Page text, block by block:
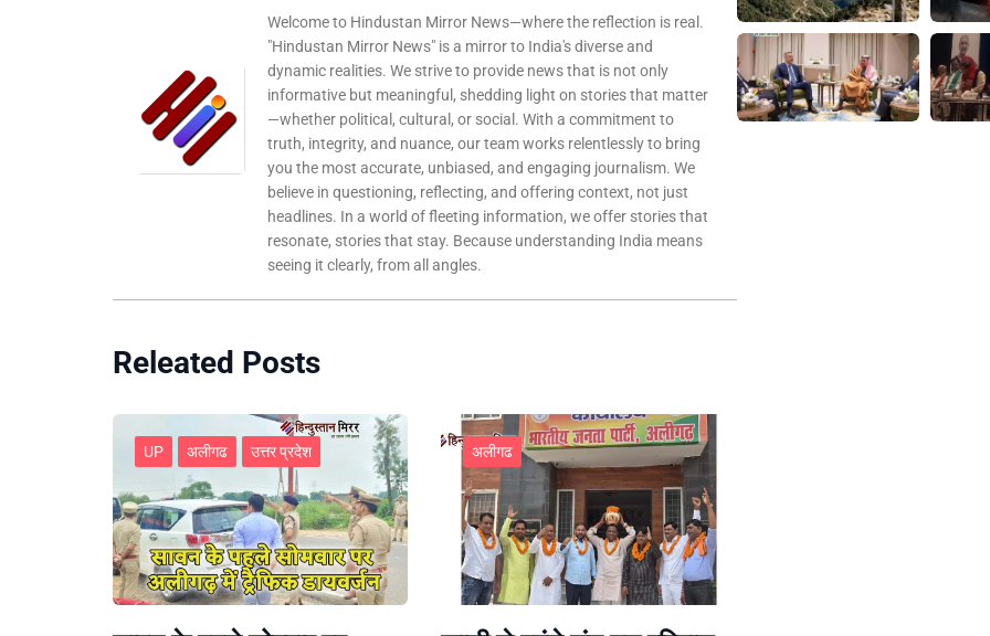
Welcome to Hindustan Mirror News—where the reflection is real.
"Hindustan Mirror News" is a mirror to India's diverse and
dynamic realities. We strive to provide news that is not only
informative but meaningful, shedding light on stories that matter
—whether political, cultural, or social. With a commitment to
truth, integrity, and nuance, our team works relentlessly to bring
you the most accurate, unbiased, and engaging journalism. We
believe in questioning, reflecting, and offering context, not just
headlines. In a world of fleeting information, we offer stories that
resonate, stories that stay. Because understanding India means
seeing it clearly, from all angles.
Releated Posts
UP अलीगढ उत्तर प्रदेश अलीगढ